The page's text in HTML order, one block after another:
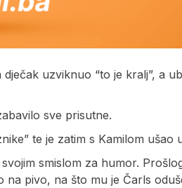
uzviknuo “to je kralj”, a
sve prisutne.
te je zatim s Kamilom ušao
smislom za humor.
pivo, na što mu je Čarls